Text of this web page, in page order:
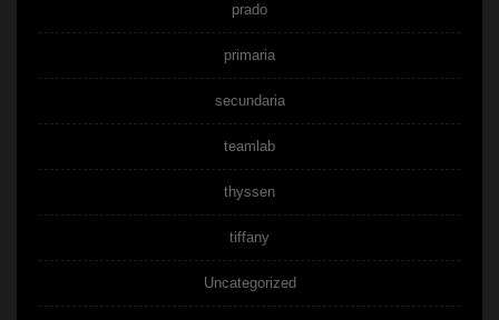
prado
primaria
secundaria
teamlab
thyssen
tiffany
Uncategorized